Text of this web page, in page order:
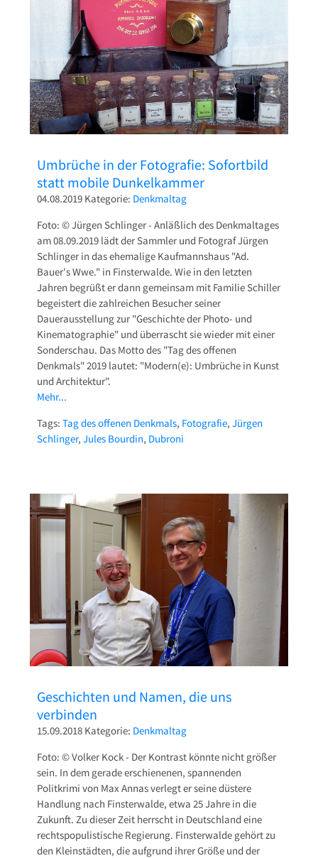
Pressetexte
Sponsoring
Archiv
Umbrüche in der Fotografie: Sofortbild
statt mobile Dunkelkammer
04.08.2019 Kategorie: Denkmaltag
Foto: © Jürgen Schlinger- Anläßlich des Denkmaltages
am 08.09.2019 lädt der Sammler und Fotograf Jürgen
Schlinger in das ehemalige Kaufmannshaus "Ad.
Bauer's Wwe." in Finsterwalde. Wie in den letzten
Jahren begrüßt er dann gemeinsam mit Familie Schiller
begeistert die zahlreichen Besucher seiner
Dauerausstellung zur "Geschichte der Photo- und
Kinematographie" und überrascht sie wieder mit einer
Sonderschau. Das Motto des "Tag des offenen
Denkmals" 2019 lautet: "Modern(e): Umbrüche in Kunst
und Architektur".
Mehr...
Tags:Tag des offenen Denkmals, Fotografie,Jürgen
Schlinger,Jules Bourdin, Dubroni
Geschichten und Namen, die uns
verbinden
15.09.2018 Kategorie: Denkmaltag
Foto: © Volker Kock - Der Kontrast könnte nicht größer
sein. In dem gerade erschienenen, spannenden
Politkrimi von Max Annas verlegt er seine düstere
Handlung nach Finsterwalde, etwa 25 Jahre in die
Zukunft. Zu dieser Zeit herrscht in Deutschland eine
rechtspopulistische Regierung. Finsterwalde gehört zu
den Kleinstädten, die aufgrund ihrer Größe und der